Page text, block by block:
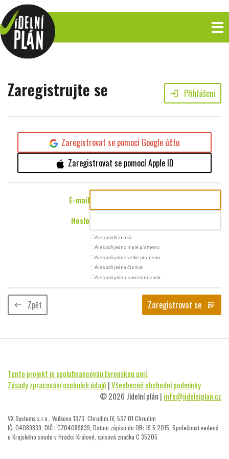
Zaregistrujte se login Přihlášení
Zaregistrovat se pomocí Google účtu
Zaregistrovat se pomocí Apple ID
E-mail
Heslo
radio_button_uncheckedAlespoň 8 znaků
radio_button_uncheckedAlespoň jedno malé písmeno
radio_button_uncheckedAlespoň jedno velké písmeno
radio_button_uncheckedAlespoň jedna číslice
radio_button_uncheckedAlespoň jeden speciální znak
keyboard_backspace Zpět Zaregistrovat se app_registration
Tento projekt je spolufinancován Evropskou unií.
Zásady zpracování osobních údajů |Všeobecné obchodní podmínky
© 2026 Jídelní plán | info@jidelniplan.cz
VX Systems s.r.o., Vaňkova 1373, Chrudim IV, 537 01 Chrudim
IČ: 04089839, DIČ : CZ04089839, Datum zápisu do OR: 19.5.2015, Společnost vedená
u Krajského soudu v Hradci Králové, spisová značka C 35205